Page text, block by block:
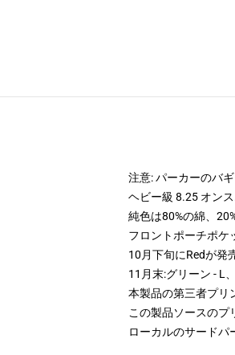
注意: パーカーのバ
ヘビー級 8.25 オン
純色は80%の綿、
フロントポーチポケ
10月下旬にRedが発
11月末:グリーン - L
本製品の第三者プリ
この製品ソースのプ
ローカルのサードパ